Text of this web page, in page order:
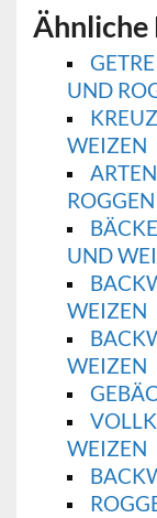
Ähnliche
UND
WEIZEN
ROGGEN
UND
WEIZEN
WEIZEN
WEIZEN